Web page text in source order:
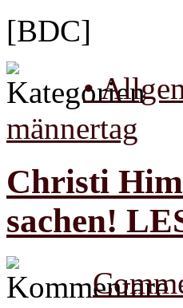
[BDC]
•
männertag
Christi
sachen!